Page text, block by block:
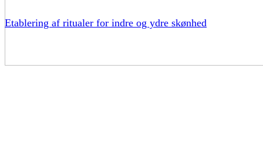
Etablering af ritualer for indre og ydre skønhed